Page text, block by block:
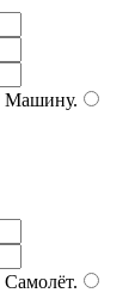
Машину.
Самолёт.